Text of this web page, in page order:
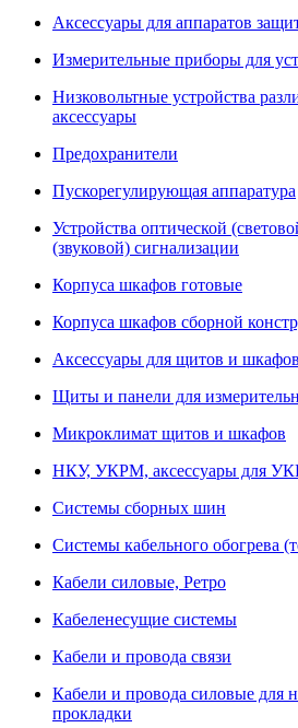
Аксессуары для аппаратов
Измерительные приборы для
Низковольтные устройства
аксессуары
Предохранители
Пускорегулирующая аппаратура
Устройства оптической
(звуковой) сигнализации
Корпуса шкафов готовые
Корпуса шкафов сборной
Аксессуары для щитов и шкафов
Щиты и панели для
Микроклимат щитов и шкафов
НКУ, УКРМ, аксессуары для
Системы сборных шин
Системы кабельного обогрева
Кабели силовые, Ретро
Кабеленесущие системы
Кабели и провода связи
Кабели и провода силовые для
прокладки